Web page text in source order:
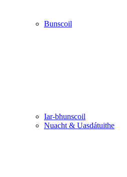
Bunscoil
Iar-bhunscoil
Nuacht & Uasdátuithe